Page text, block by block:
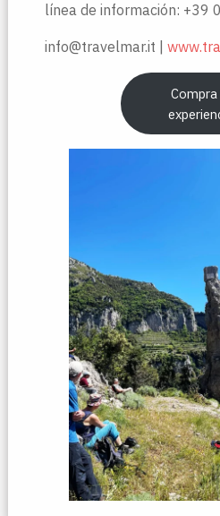
línea de información: +39
info@travelmar.it |
Compra